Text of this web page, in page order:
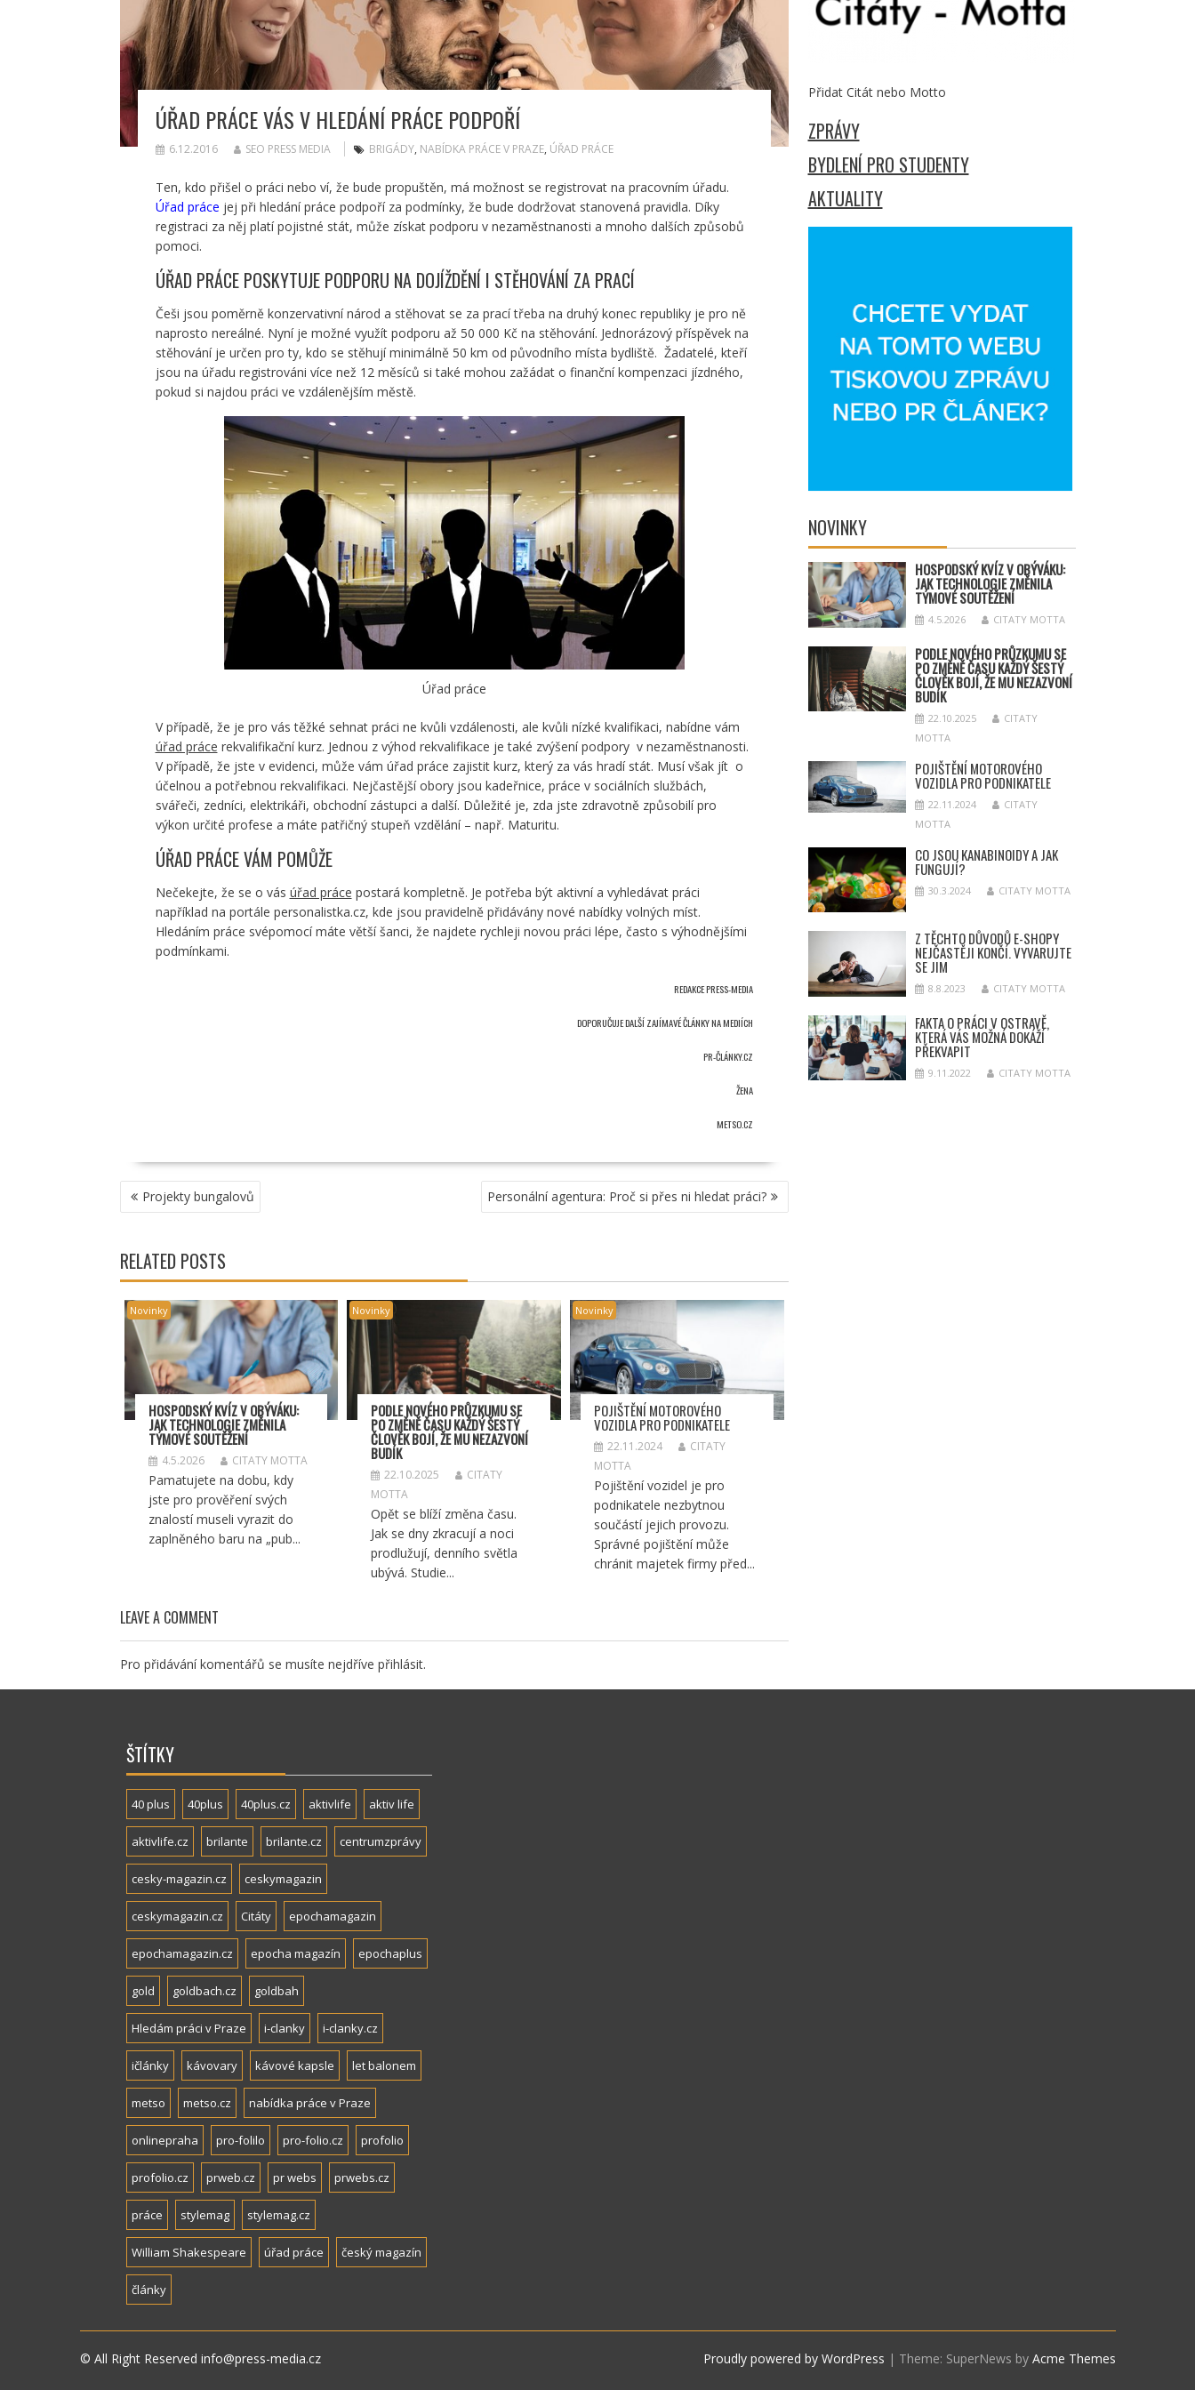
ÚŘAD PRÁCE VÁS V HLEDÁNÍ PRÁCE PODPOŘÍ
6.12.2016 SEO PRESS MEDIA BRIGÁDY, NABÍDKA PRÁCE V PRAZE, ÚŘAD PRÁCE
Ten, kdo přišel o práci nebo ví, že bude propuštěn, má možnost se registrovat na pracovním úřadu.
Úřad práce jej při hledání práce podpoří za podmínky, že bude dodržovat stanovená pravidla. Díky
registraci za něj platí pojistné stát, může získat podporu v nezaměstnanosti a mnoho dalších způsobů
pomoci.
ÚŘAD PRÁCE POSKYTUJE PODPORU NA DOJÍŽDĚNÍ I STĚHOVÁNÍ ZA PRACÍ
Češi jsou poměrně konzervativní národ a stěhovat se za prací třeba na druhý konec republiky je pro ně
naprosto nereálné. Nyní je možné využít podporu až 50 000 Kč na stěhování. Jednorázový příspěvek na
stěhování je určen pro ty, kdo se stěhují minimálně 50 km od původního místa bydliště. Žadatelé, kteří
jsou na úřadu registrováni více než 12 měsíců si také mohou zažádat o finanční kompenzaci jízdného,
pokud si najdou práci ve vzdálenějším městě.
Úřad práce
V případě, že je pro vás těžké sehnat práci ne kvůli vzdálenosti, ale kvůli nízké kvalifikaci, nabídne vám
úřad práce rekvalifikační kurz. Jednou z výhod rekvalifikace je také zvýšení podpory v nezaměstnanosti.
V případě, že jste v evidenci, může vám úřad práce zajistit kurz, který za vás hradí stát. Musí však jít o
účelnou a potřebnou rekvalifikaci. Nejčastější obory jsou kadeřnice, práce v sociálních službách,
svářeči, zedníci, elektrikáři, obchodní zástupci a další. Důležité je, zda jste zdravotně způsobilí pro
výkon určité profese a máte patřičný stupeň vzdělání – např. Maturitu.
ÚŘAD PRÁCE VÁM POMŮŽE
Nečekejte, že se o vás úřad práce postará kompletně. Je potřeba být aktivní a vyhledávat práci
například na portále personalistka.cz, kde jsou pravidelně přidávány nové nabídky volných míst.
Hledáním práce svépomocí máte větší šanci, že najdete rychleji novou práci lépe, často s výhodnějšími
podmínkami.
REDAKCEPRESS-MEDIA
DOPORUČUJE DALŠÍ ZAJÍMAVÉ ČLÁNKY NA MEDIÍCH
PR-ČLÁNKY.CZ
ŽENA
METSO.CZ
NAVIGACE
PROProjekty bungalovů Personální agentura: Proč si přes ni hledat práci?
RELATED POSTS
Novinky
HOSPODSKÝKVÍZ V OBÝVÁKU:
JAK TECHNOLOGIE ZMĚNILA
TÝMOVÉ SOUTĚŽENÍ
4.5.2026 CITATY MOTTA
Pamatujete na dobu, kdy
jste pro prověření svých
znalostí museli vyrazit do
zaplněného baru na „pub...
Novinky
PODLE NOVÉHO PRŮZKUMU SE
PO ZMĚNĚ ČASU KAŽDÝ ŠESTÝ
ČLOVĚK BOJÍ, ŽE MU NEZAZVONÍ
BUDÍK
22.10.2025
CITATY
MOTTA
Opět se blíží změna času.
Jak se dny zkracují a noci
prodlužují, denního světla
ubývá. Studie...
Novinky
POJIŠTĚNÍ MOTOROVÉHO
VOZIDLA PRO PODNIKATELE
22.11.2024
CITATY
MOTTA
Pojištění vozidel je pro
podnikatele nezbytnou
součástí jejich provozu.
Správné pojištění může
chránit majetek firmy před...
LEAVE A COMMENT
Pro přidávání komentářů se musíte nejdříve přihlásit.
Přidat Citát nebo Motto
ZPRÁVY
BYDLENÍ PRO STUDENTY
AKTUALITY
NOVINKY
HOSPODSKÝKVÍZ V OBÝVÁKU:
JAK TECHNOLOGIE ZMĚNILA
TÝMOVÉ SOUTĚŽENÍ
4.5.2026 CITATY MOTTA
PODLE NOVÉHO PRŮZKUMU SE
PO ZMĚNĚ ČASU KAŽDÝ ŠESTÝ
ČLOVĚK BOJÍ, ŽE MU NEZAZVONÍ
BUDÍK
22.10.2025
CITATY
MOTTA
POJIŠTĚNÍ MOTOROVÉHO
VOZIDLA PRO PODNIKATELE
22.11.2024
CITATY
MOTTA
CO JSOU KANABINOIDY A JAK
FUNGUJÍ?
30.3.2024 CITATY MOTTA
Z TĚCHTO DŮVODŮ E-SHOPY
NEJČASTĚJI KONČÍ. VYVARUJTE
SE JIM
8.8.2023 CITATY MOTTA
FAKTA O PRÁCI V OSTRAVĚ,
KTERÁ VÁS MOŽNÁ DOKÁŽÍ
PŘEKVAPIT
9.11.2022 CITATY MOTTA
ŠTÍTKY
40 plus 40plus 40plus.cz aktivlife aktiv life
aktivlife.cz brilante brilante.cz centrumzprávy
cesky-magazin.cz ceskymagazin
ceskymagazin.cz Citáty epochamagazin
epochamagazin.cz epocha magazín epochaplus
gold goldbach.cz goldbah
Hledám práci v Praze i-clanky i-clanky.cz
ičlánky kávovary kávové kapsle let balonem
metso metso.cz nabídka práce v Praze
onlinepraha pro-folilo pro-folio.cz profolio
profolio.cz prweb.cz pr webs prwebs.cz
práce stylemag stylemag.cz
William Shakespeare úřad práce český magazín
články
© All Right Reserved info@press-media.cz Proudly powered by WordPress | Theme: SuperNews by Acme Themes